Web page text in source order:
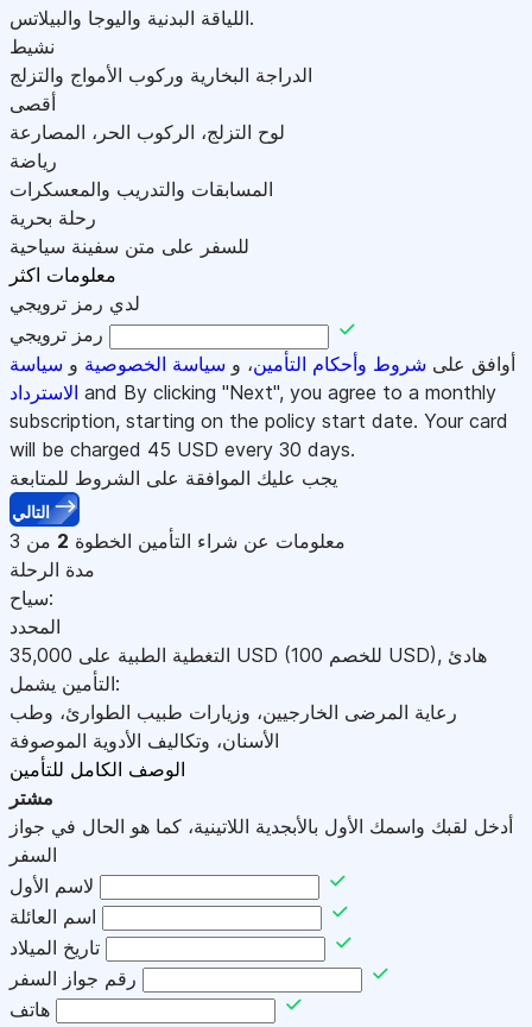
اللياقة البدنية واليوجا والبيلاتس.
نشيط
الدراجة البخارية وركوب الأمواج والتزلج
أقصى
لوح التزلج، الركوب الحر، المصارعة
رياضة
المسابقات والتدريب والمعسكرات
رحلة بحرية
للسفر على متن سفينة سياحية
معلومات اكثر
لدي رمز ترويجي
رمز ترويجي
أوافق على شروط وأحكام التأمين، و سياسة الخصوصية و سياسة
الاسترداد and By clicking "Next", you agree to a monthly
subscription, starting on the policy start date. Your card
will be charged 45 USD every 30 days.
يجب عليك الموافقة على الشروط للمتابعة
التالي
معلومات عن شراء التأمين الخطوة 2 من 3
مدة الرحلة
سياح:
المحدد
التغطية الطبية على 35,000 USD USD), هادئ
التأمين يشمل:
رعاية المرضى الخارجيين، وزيارات طبيب الطوارئ، وطب
الأسنان، وتكاليف الأدوية الموصوفة
الوصف الكامل للتأمين
مشتر
أدخل لقبك واسمك الأول بالأبجدية اللاتينية، كما هو الحال في جواز
السفر
لاسم الأول
اسم العائلة
تاريخ الميلاد
رقم جواز السفر
هاتف